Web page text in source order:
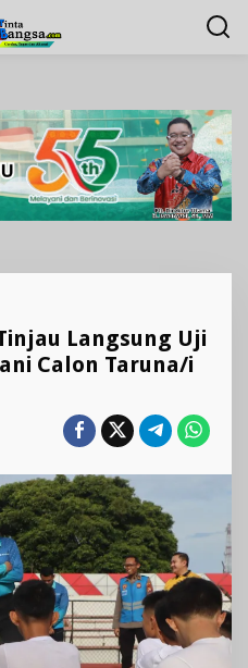
Langsung Uji
Calon Taruna/i